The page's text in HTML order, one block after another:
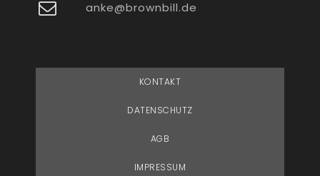
anke@brownbill.de
KONTAKT
DATENSCHUTZ
AGB
IMPRESSUM